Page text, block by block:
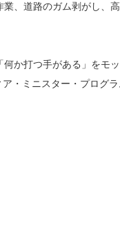
、道路のガム剥がし、
か打つ手がある」をモ
・ミニスター・プログ